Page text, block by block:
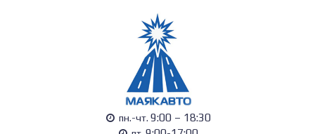
пн.-чт. 9:00 – 18:30